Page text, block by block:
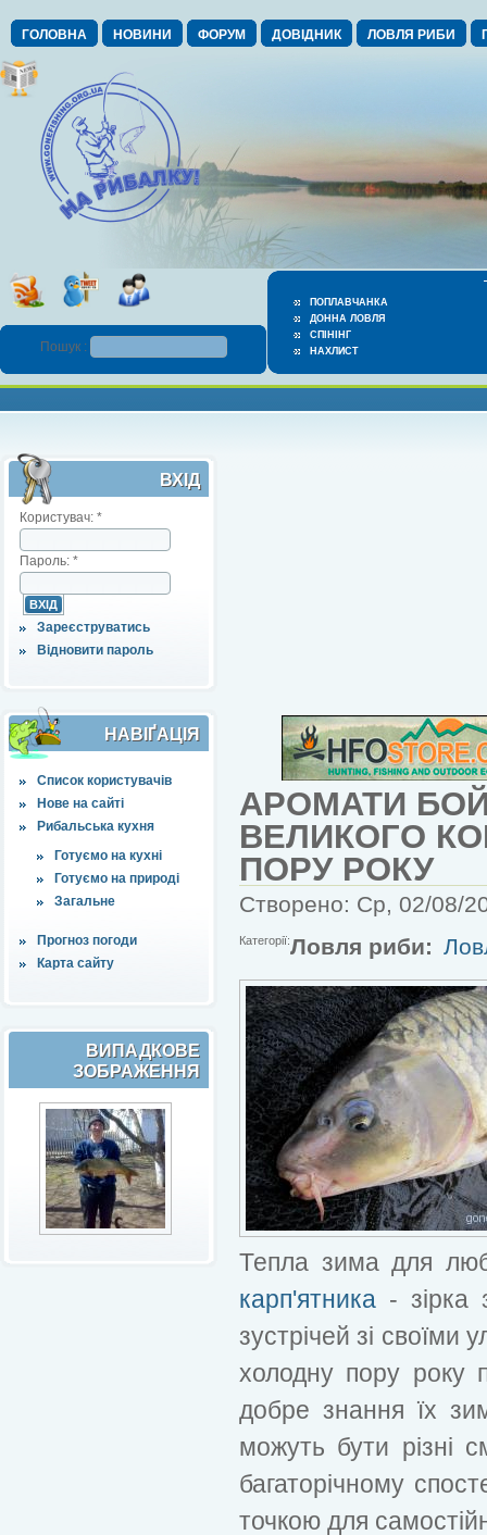
ГОЛОВНА НОВИНИ ФОРУМ ДОВІДНИК ЛОВЛЯ РИБИ
ПОПЛАВЧАНКА
ДОННА ЛОВЛЯ
СПІНІНГ
НАХЛИСТ
Пошук :
ВХІД
Користувач: *
Пароль: *
Зареєструватись
Відновити пароль
НАВІҐАЦІЯ
Список користувачів
Нове на сайті
Рибальська кухня
Готуємо на кухні
Готуємо на природі
Загальне
Прогноз погоди
Карта сайту
ВИПАДКОВЕ
ЗОБРАЖЕННЯ
АРОМАТИ
ВЕЛИКОГО
ПОРУ РОКУ
Створено: Ср, 02/08/
Категорії:Ловля риби:
Тепла зима для
карп'ятника - зірка
зустрічей зі своїми
холодну пору року
добре знання їх
можуть бути різні
багаторічному
точкою для